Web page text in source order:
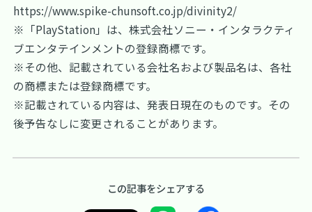
https://www.spike-chunsoft.co.jp/divinity2/
※「PlayStation」は、株式会社ソニー・インタラクティ
ブエンタテインメントの登録商標です。
※その他、記載されている会社名および製品名は、各社
の商標または登録商標です。
※記載されている内容は、発表日現在のものです。その
後予告なしに変更されることがあります。
この記事をシェアする